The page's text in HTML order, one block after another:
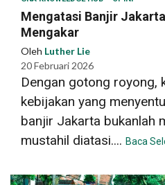
Mengatasi Banjir
Mengakar
Oleh Luther Lie
20 Februari 2026
Dengan gotong royong,
kebijakan yang
banjir Jakarta bukanlah
mustahil diatasi.... Baca